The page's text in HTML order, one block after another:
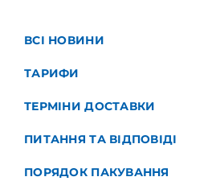
ВСІ НОВИНИ
ТАРИФИ
ТЕРМІНИ ДОСТАВКИ
ПИТАННЯ ТА ВІДПОВІДІ
ПОРЯДОК ПАКУВАННЯ